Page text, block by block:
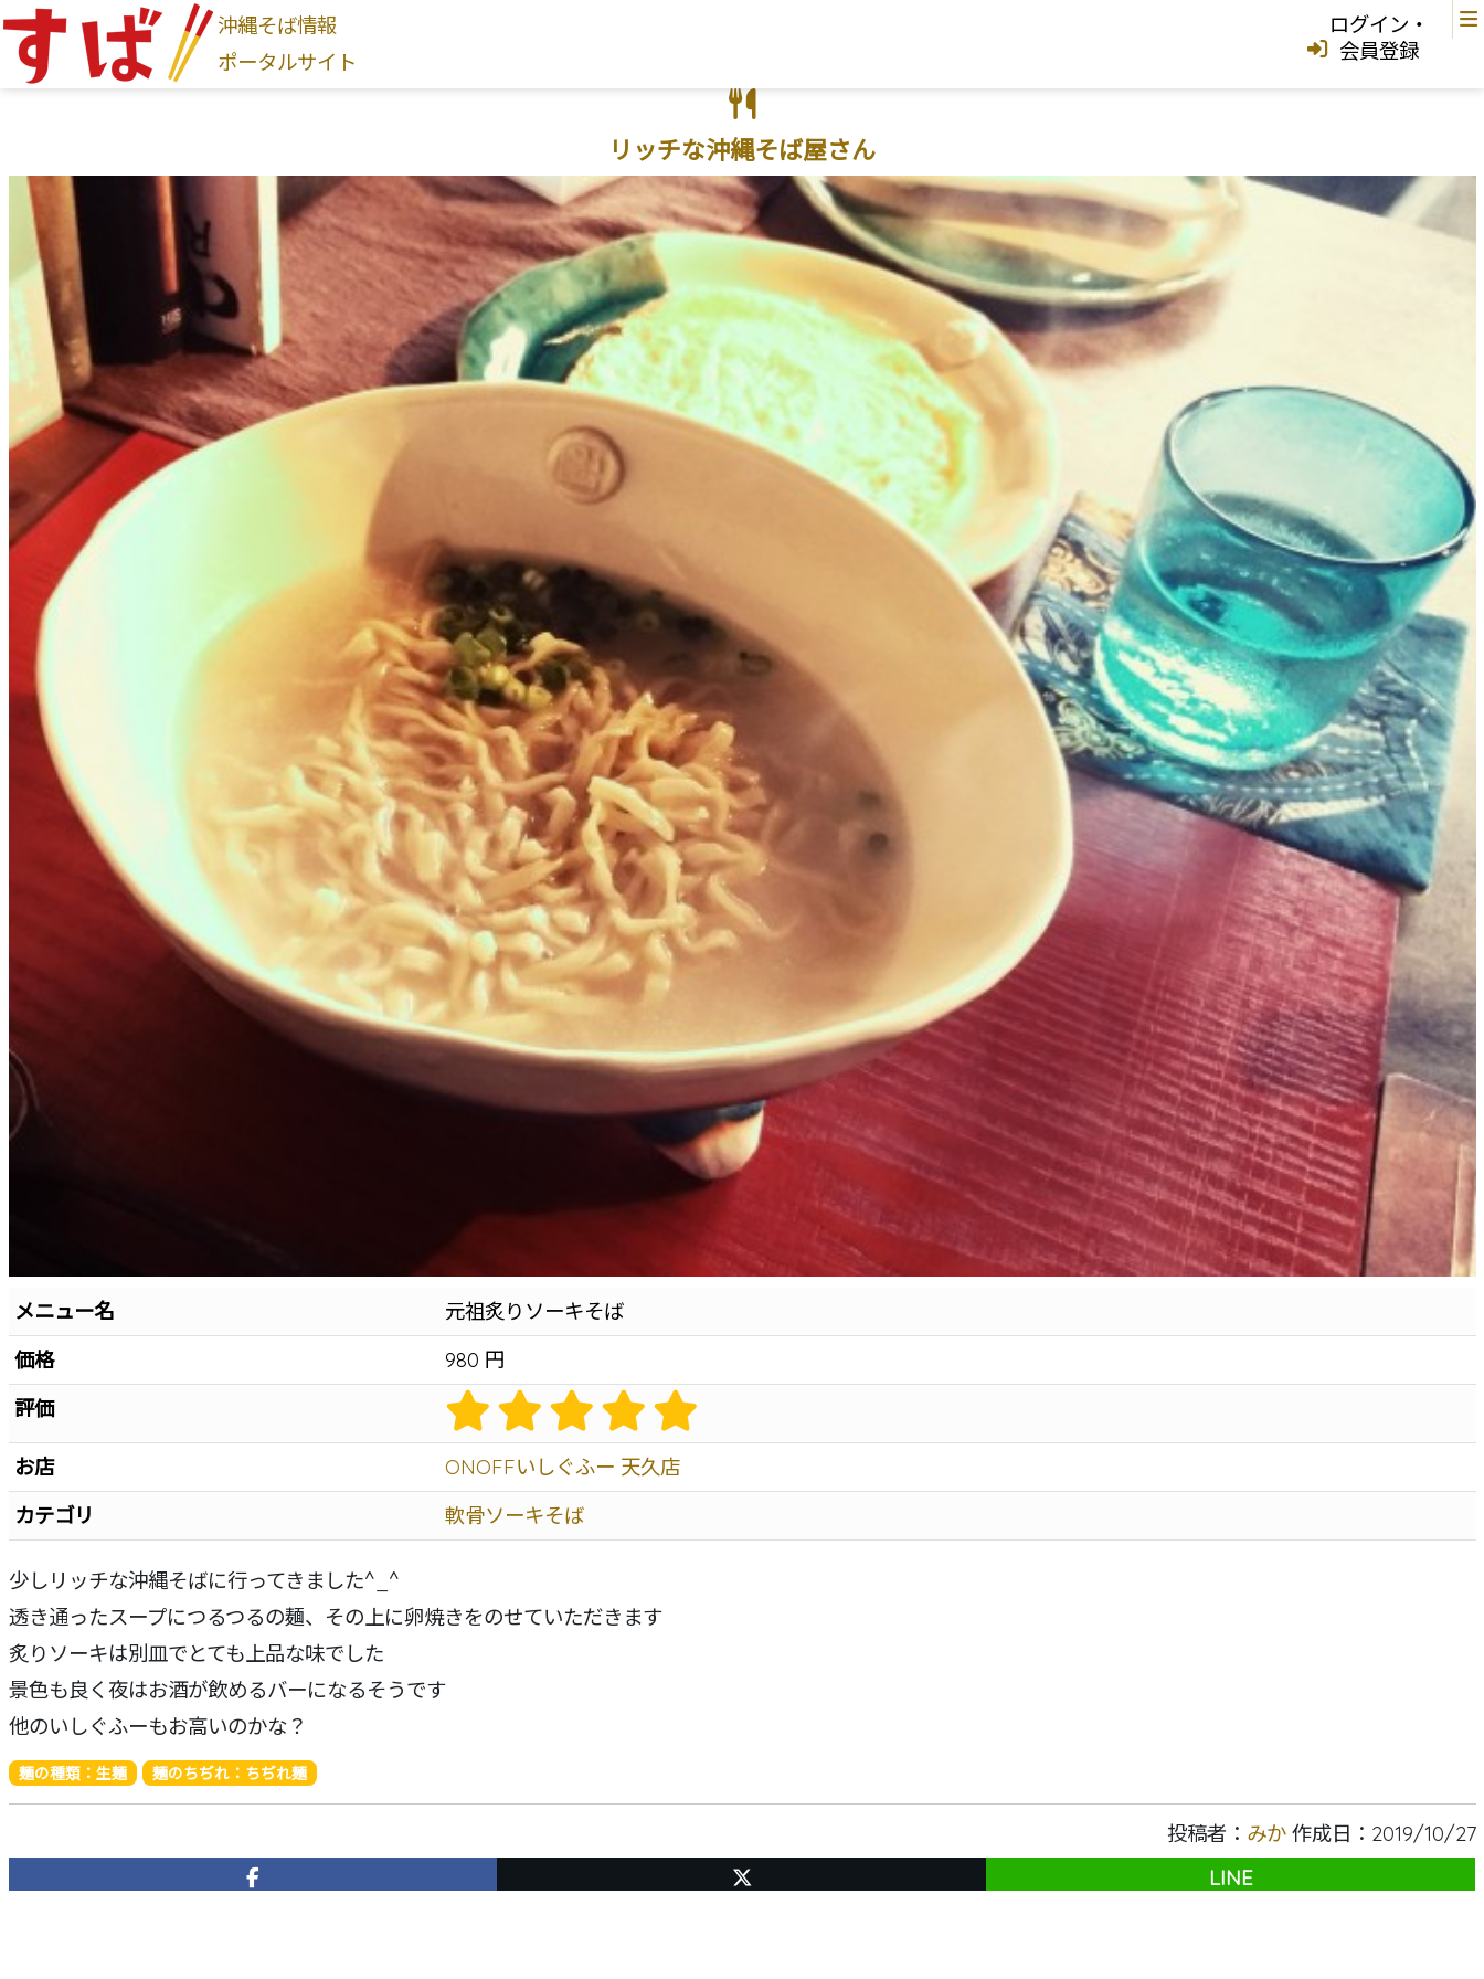
沖縄そば情報
ポータルサイト
フリーワード検索
沖縄そば家
地図から探す
現在地から探す
地域から探す
国頭村 大宜味村 東村 今帰仁村 本部町 名護市 宜野座村 恩納村 金武町 うるま市 読谷村 嘉手納町 沖縄市 北谷町 北中城村 宜野湾市 中城村 西原町
首里 与那原町 南風原町 豊見城市 南城市 八重瀬町 糸満市 宮古島 石垣島
そば家情報を新規登録
本ソーキそば つけそば 唐人そば 創作そば その他
イベント情報
特集
ログイン・
会員登録
ログインはこちら
リッチな沖縄そば屋さん
メニュー名
元祖炙りソーキそば
価格
980 円
評価
お店
ONOFFいしぐふー 天久店
カテゴリ
軟骨ソーキそば
少しリッチな沖縄そばに行ってきました^_^
透き通ったスープにつるつるの麺、その上に卵焼きをのせていただきます
炙りソーキは別皿でとても上品な味でした
景色も良く夜はお酒が飲めるバーになるそうです
他のいしぐふーもお高いのかな？
麺の種類：生麺 麺のちぢれ：ちぢれ麺
投稿者： みか 作成日：2019/10/27
LINE